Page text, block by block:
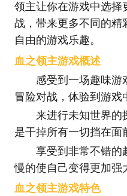
领主让你在游戏中选择
战，带来更多不同的精
自由的游戏乐趣。
血之领主游戏概述
感受到一场趣味游
冒险对战，体验到游戏
来进行未知世界的
是干掉所有一切挡在面
享受到非常不错的
慢的使自己变得更加强
血之领主游戏特色